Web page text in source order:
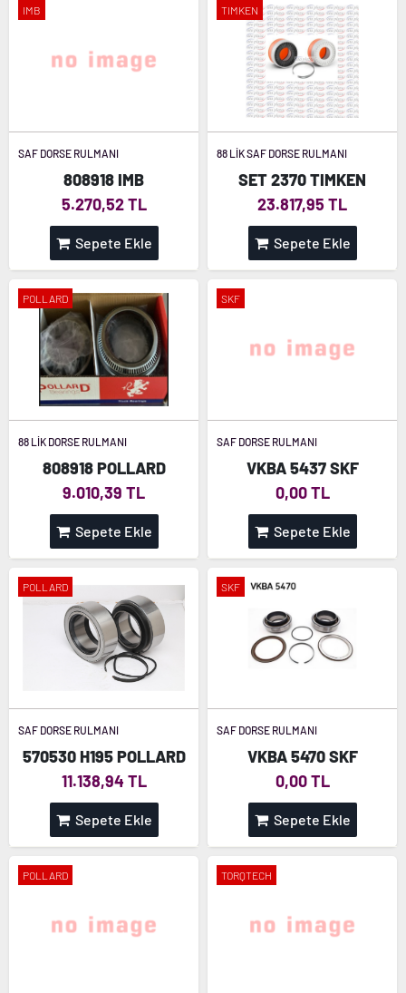
IMB
SAF DORSE RULMANI
808918 IMB
5.270,52 TL
Sepete Ekle
TIMKEN
88 LİK SAF DORSE RULMANI
SET 2370 TIMKEN
23.817,95 TL
Sepete Ekle
POLLARD
88 LİK DORSE RULMANI
808918 POLLARD
9.010,39 TL
Sepete Ekle
SKF
SAF DORSE RULMANI
VKBA 5437 SKF
0,00 TL
Sepete Ekle
POLLARD
SAF DORSE RULMANI
570530 H195 POLLARD
11.138,94 TL
Sepete Ekle
SKF
SAF DORSE RULMANI
VKBA 5470 SKF
0,00 TL
Sepete Ekle
POLLARD TORQTECH